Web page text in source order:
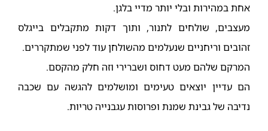
אחת במהירות ובלי יותר מדיי בלגן.
מעצבים, שולחים לתנור, ותוך דקות מתקבלים בייגלס
זהובים וריחניים שנעלמים מהשולחן עוד לפני שמתקררים.
המרקם שלהם מעט דחוס ושברירי וזה חלק מהקסם.
הם עדיין יוצאים טעימים ומושלמים להגשה עם שכבה
נדיבה של גבינת שמנת ופרוסות עגבנייה טריות.